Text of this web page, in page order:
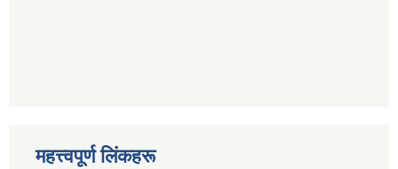
महत्त्वपूर्ण लिंकहरू